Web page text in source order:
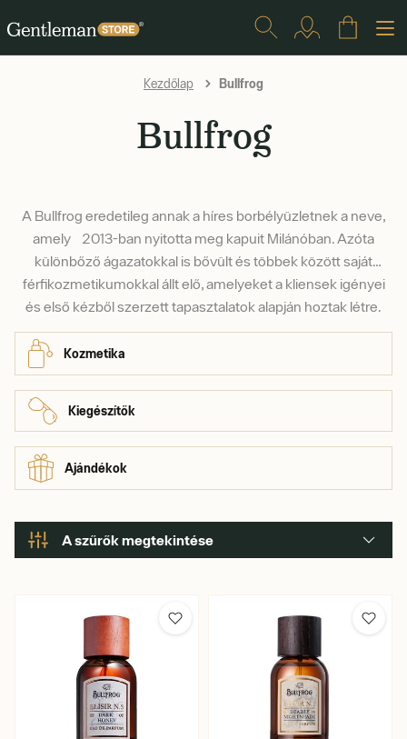
Kezdőlap Bullfrog
Bullfrog
A Bullfrog eredetileg annak a híres borbélyüzletnek a neve,
amely 2013-ban nyitotta meg kapuit Milánóban. Azóta
különbőző ágazatokkal is bővült és többek között saját
férfikozmetikumokkal állt elő, amelyeket a kliensek igényei
és első kézből szerzett tapasztalatok alapján hoztak létre.
Kozmetika
Kiegészítők
Ajándékok
A szűrők megtekintése